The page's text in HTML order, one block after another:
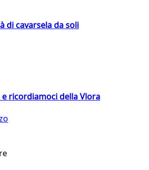
di cavarsela da soli
ricordiamoci della Vlora